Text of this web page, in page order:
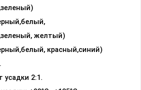
желтый)
красный,синий)
усадки 2:1.